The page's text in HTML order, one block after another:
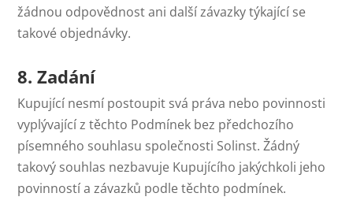
žádnou odpovědnost ani další závazky týkající se
takové objednávky.
8. Zadání
Kupující nesmí postoupit svá práva nebo povinnosti
vyplývající z těchto Podmínek bez předchozího
písemného souhlasu společnosti Solinst. Žádný
takový souhlas nezbavuje Kupujícího jakýchkoli jeho
povinností a závazků podle těchto podmínek.